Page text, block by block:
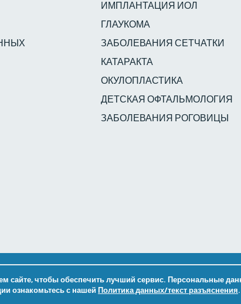
ИМПЛАНТАЦИЯ ИОЛ
ГЛАУКОМА
ЗАБОЛЕВАНИЯ СЕТЧАТКИ
КАТАРАКТА
ОКУЛОПЛАСТИКА
ДЕТСКАЯ ОФТАЛЬМОЛОГИЯ
ЗАБОЛЕВАНИЯ РОГОВИЦЫ
Все права защищены.
сайте, чтобы обеспечить лучший сервис. Персональные
ознакомьтесь с нашей Политика данных/текст разъяснения